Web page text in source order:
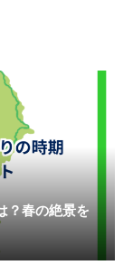
？春の絶景を